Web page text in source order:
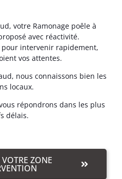
votre Ramonage poêle à
avec réactivité.
intervenir rapidement,
vos attentes.
nous connaissons bien les
locaux.
répondrons dans les plus
délais.
ZONE